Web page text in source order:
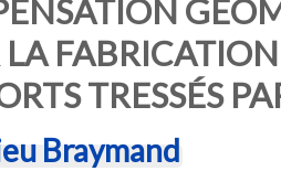
LA
TRESSÉS
Braymand